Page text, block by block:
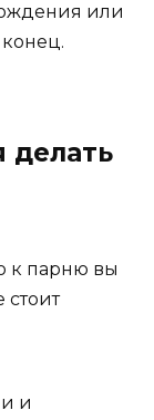
или
делать
к парню вы
стоит
и